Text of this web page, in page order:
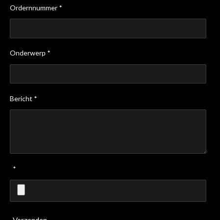
Ordernnummer *
Onderwerp *
Bericht *
*